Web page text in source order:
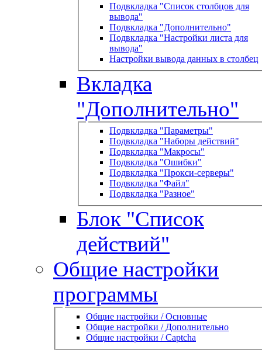
Подвкладка "Список столбцов для
вывода"
Подвкладка "Дополнительно"
Подвкладка "Настройки листа для
вывода"
Настройки вывода данных в столбец
Вкладка
"Дополнительно"
Подвкладка "Параметры"
Подвкладка "Наборы действий"
Подвкладка "Макросы"
Подвкладка "Ошибки"
Подвкладка "Прокси-серверы"
Подвкладка "Файл"
Подвкладка "Разное"
Блок "Список
действий"
Общие настройки
программы
Общие настройки / Основные
Общие настройки / Дополнительно
Общие настройки / Captcha